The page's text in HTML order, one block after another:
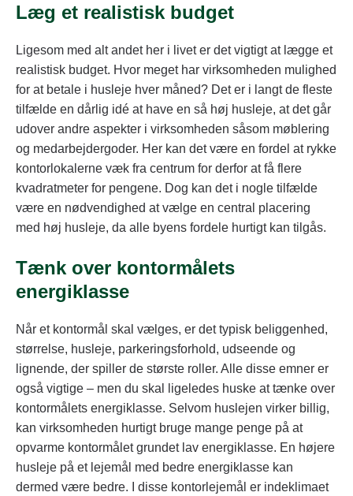
Læg et realistisk budget
Ligesom med alt andet her i livet er det vigtigt at lægge et
realistisk budget. Hvor meget har virksomheden mulighed
for at betale i husleje hver måned? Det er i langt de fleste
tilfælde en dårlig idé at have en så høj husleje, at det går
udover andre aspekter i virksomheden såsom møblering
og medarbejdergoder. Her kan det være en fordel at rykke
kontorlokalerne væk fra centrum for derfor at få flere
kvadratmeter for pengene. Dog kan det i nogle tilfælde
være en nødvendighed at vælge en central placering
med høj husleje, da alle byens fordele hurtigt kan tilgås.
Tænk over kontormålets
energiklasse
Når et kontormål skal vælges, er det typisk beliggenhed,
størrelse, husleje, parkeringsforhold, udseende og
lignende, der spiller de største roller. Alle disse emner er
også vigtige – men du skal ligeledes huske at tænke over
kontormålets energiklasse. Selvom huslejen virker billig,
kan virksomheden hurtigt bruge mange penge på at
opvarme kontormålet grundet lav energiklasse. En højere
husleje på et lejemål med bedre energiklasse kan
dermed være bedre. I disse kontorlejemål er indeklimaet